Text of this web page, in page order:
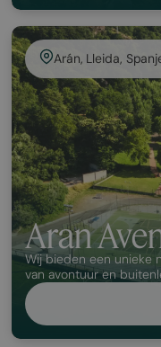
Arán, Lleida,
Aran
Wij bieden een unieke
van avontuur en